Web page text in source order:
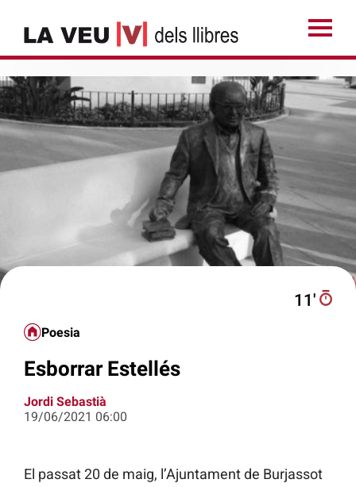
11′
Poesia
Esborrar Estellés
Jordi Sebastià
19/06/2021 06:00
El passat 20 de maig, l’Ajuntament de Burjassot